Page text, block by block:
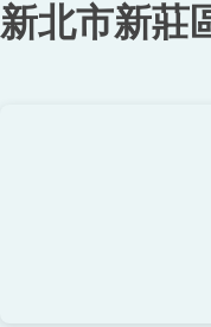
跳
到
新北市新莊